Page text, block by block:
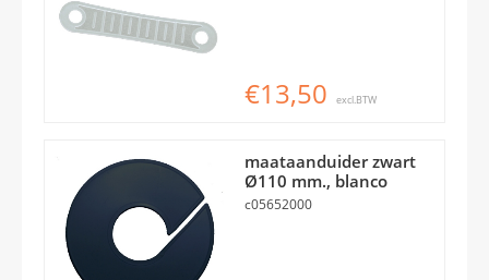
€13,50 excl.BTW
maataanduider zwart
Ø110 mm., blanco
c05652000